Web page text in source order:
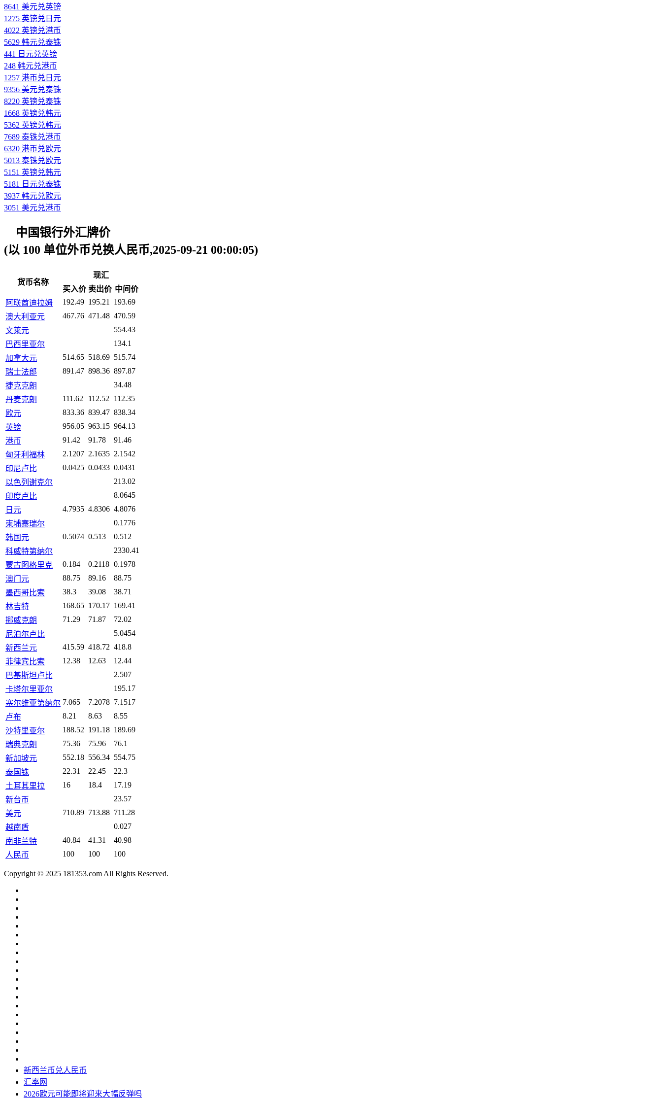
8641 美元兑英镑
1275 英镑兑日元
4022 英镑兑港币
5629 韩元兑泰铢
441 日元兑英镑
248 韩元兑港币
1257 港币兑日元
9356 美元兑泰铢
8220 英镑兑泰铢
1668 英镑兑韩元
5362 英镑兑韩元
7689 泰铢兑港币
6320 港币兑欧元
5013 泰铢兑欧元
5151 英镑兑韩元
5181 日元兑泰铢
3937 韩元兑欧元
3051 美元兑港币
中国银行外汇牌价
(以 100 单位外币兑换人民币,2025-09-21 00:00:05)
货币名称
现汇
买入价 卖出价 中间价
阿联酋迪拉姆
192.49 195.21
193.69
澳大利亚元
467.76 471.48 470.59
文莱元
554.43
巴西里亚尔
134.1
加拿大元
514.65 518.69 515.74
瑞士法郎
891.47 898.36 897.87
捷克克朗
34.48
丹麦克朗
111.62 112.52
112.35
欧元
833.36 839.47 838.34
英镑
956.05 963.15 964.13
港币
91.42 91.78
91.46
匈牙利福林
2.1207 2.1635 2.1542
印尼卢比
0.0425 0.0433 0.0431
以色列谢克尔
213.02
印度卢比
8.0645
日元
4.7935 4.8306 4.8076
柬埔寨瑞尔
0.1776
韩国元
0.5074 0.513
0.512
科威特第纳尔
2330.41
蒙古图格里克
0.184 0.2118 0.1978
澳门元
88.75 89.16
88.75
墨西哥比索
38.3 39.08
38.71
林吉特
168.65 170.17 169.41
挪威克朗
71.29 71.87
72.02
尼泊尔卢比
5.0454
新西兰元
415.59 418.72 418.8
菲律宾比索
12.38 12.63
12.44
巴基斯坦卢比
2.507
卡塔尔里亚尔
195.17
塞尔维亚第纳尔 7.065 7.2078 7.1517
卢布
8.21 8.63
8.55
沙特里亚尔
188.52 191.18 189.69
瑞典克朗
75.36 75.96
76.1
新加坡元
552.18 556.34 554.75
泰国铢
22.31 22.45
22.3
土耳其里拉
16 18.4
17.19
新台币
23.57
美元
710.89 713.88 711.28
越南盾
0.027
南非兰特
40.84 41.31
40.98
人民币
100 100 100
Copyright © 2025 181353.com All Rights Reserved.
新西兰币兑人民币
汇率网
2026欧元可能即将迎来大幅反弹吗